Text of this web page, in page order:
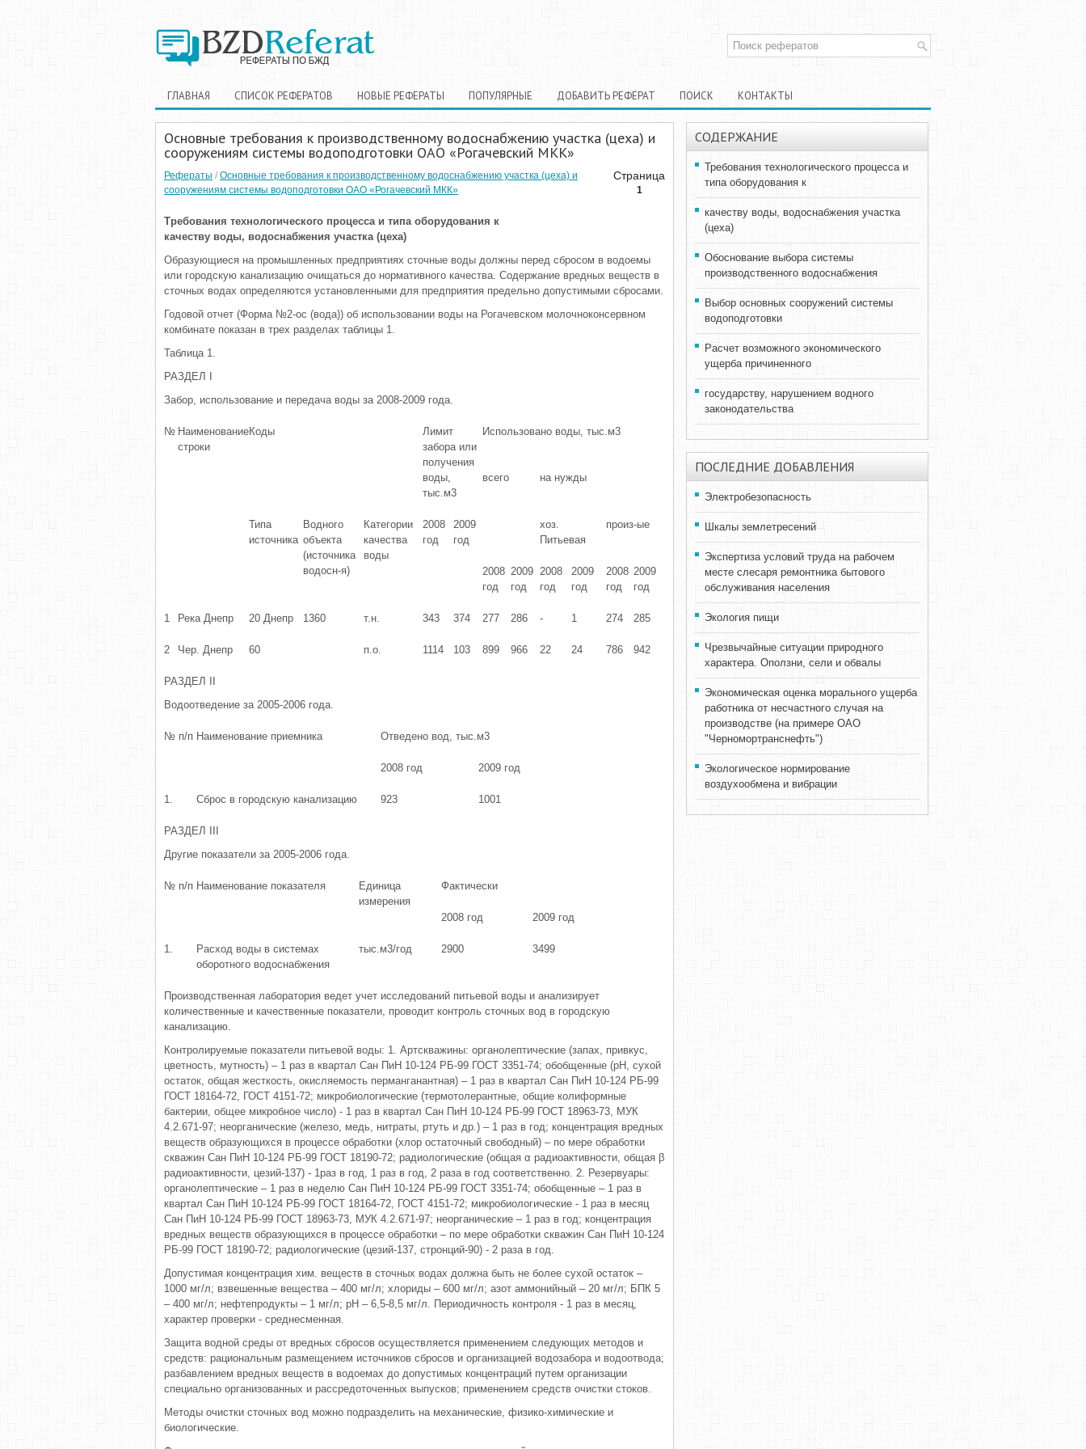
ГЛАВНАЯ СПИСОК РЕФЕРАТОВ НОВЫЕ РЕФЕРАТЫ ПОПУЛЯРНЫЕ ДОБАВИТЬ РЕФЕРАТ ПОИСК КОНТАКТЫ
Основные требования к производственному водоснабжению участка (цеха) и
сооружениям системы водоподготовки ОАО «Рогачевский МКК»
Страница
1
Рефераты / Основные требования к производственному водоснабжению участка (цеха) и
сооружениям системы водоподготовки ОАО «Рогачевский МКК»
Требования технологического процесса и типа оборудования к
качеству воды, водоснабжения участка (цеха)
Образующиеся на промышленных предприятиях сточные воды должны перед сбросом в водоемы
или городскую канализацию очищаться до нормативного качества. Содержание вредных веществ в
сточных водах определяются установленными для предприятия предельно допустимыми сбросами.
Годовой отчет (Форма №2-ос (вода)) об использовании воды на Рогачевском молочноконсервном
комбинате показан в трех разделах таблицы 1.
Таблица 1.
РАЗДЕЛ I
Забор, использование и передача воды за 2008-2009 года.
№ Наименование
строки
Коды
Лимит
забора или
получения
воды,
тыс.м3
Использовано воды, тыс.м3
всего на нужды
Типа
источника
Водного
объекта
(источника
водосн-я)
Категории
качества
воды
2008
год
2009
год
хоз.
Питьевая
произ-ые
2008
год
2009
год
2008
год
2009
год
2008
год
2009
год
1 Река Днепр 20 Днепр 1360 т.н. 343 374 277 286 - 1 274 285
2 Чер. Днепр 60 п.о. 1114 103 899 966 22 24 786 942
РАЗДЕЛ II
Водоотведение за 2005-2006 года.
№ п/п Наименование приемника Отведено вод, тыс.м3
2008 год 2009 год
1. Сброс в городскую канализацию 923 1001
РАЗДЕЛ III
Другие показатели за 2005-2006 года.
№ п/п Наименование показателя
Единица
измерения
Фактически
2008 год 2009 год
1.
Расход воды в системах
оборотного водоснабжения
тыс.м3/год 2900 3499
Производственная лаборатория ведет учет исследований питьевой воды и анализирует
количественные и качественные показатели, проводит контроль сточных вод в городскую
канализацию.
Контролируемые показатели питьевой воды: 1. Артскважины: органолептические (запах, привкус,
цветность, мутность) – 1 раз в квартал Сан ПиН 10-124 РБ-99 ГОСТ 3351-74; обобщенные (рН, сухой
остаток, общая жесткость, окисляемость перманганантная) – 1 раз в квартал Сан ПиН 10-124 РБ-99
ГОСТ 18164-72, ГОСТ 4151-72; микробиологические (термотолерантные, общие колиформные
бактерии, общее микробное число) - 1 раз в квартал Сан ПиН 10-124 РБ-99 ГОСТ 18963-73, МУК
4.2.671-97; неорганические (железо, медь, нитраты, ртуть и др.) – 1 раз в год; концентрация вредных
веществ образующихся в процессе обработки (хлор остаточный свободный) – по мере обработки
скважин Сан ПиН 10-124 РБ-99 ГОСТ 18190-72; радиологические (общая α радиоактивности, общая β
радиоактивности, цезий-137) - 1раз в год, 1 раз в год, 2 раза в год соответственно. 2. Резервуары:
органолептические – 1 раз в неделю Сан ПиН 10-124 РБ-99 ГОСТ 3351-74; обобщенные – 1 раз в
квартал Сан ПиН 10-124 РБ-99 ГОСТ 18164-72, ГОСТ 4151-72; микробиологические - 1 раз в месяц
Сан ПиН 10-124 РБ-99 ГОСТ 18963-73, МУК 4.2.671-97; неорганические – 1 раз в год; концентрация
вредных веществ образующихся в процессе обработки – по мере обработки скважин Сан ПиН 10-124
РБ-99 ГОСТ 18190-72; радиологические (цезий-137, стронций-90) - 2 раза в год.
Допустимая концентрация хим. веществ в сточных водах должна быть не более сухой остаток –
1000 мг/л; взвешенные вещества – 400 мг/л; хлориды – 600 мг/л; азот аммонийный – 20 мг/л; БПК 5
– 400 мг/л; нефтепродукты – 1 мг/л; рН – 6,5-8,5 мг/л. Периодичность контроля - 1 раз в месяц,
характер проверки - среднесменная.
Защита водной среды от вредных сбросов осуществляется применением следующих методов и
средств: рациональным размещением источников сбросов и организацией водозабора и водоотвода;
разбавлением вредных веществ в водоемах до допустимых концентраций путем организации
специально организованных и рассредоточенных выпусков; применением средств очистки стоков.
Методы очистки сточных вод можно подразделить на механические, физико-химические и
биологические.
СОДЕРЖАНИЕ
Требования технологического процесса и
типа оборудования к
качеству воды, водоснабжения участка
(цеха)
Обоснование выбора системы
производственного водоснабжения
Выбор основных сооружений системы
водоподготовки
Расчет возможного экономического
ущерба причиненного
государству, нарушением водного
законодательства
ПОСЛЕДНИЕ ДОБАВЛЕНИЯ
Электробезопасность
Шкалы землетресений
Экспертиза условий труда на рабочем
месте слесаря ремонтника бытового
обслуживания населения
Экология пищи
Чрезвычайные ситуации природного
характера. Оползни, сели и обвалы
Экономическая оценка морального ущерба
работника от несчастного случая на
производстве (на примере ОАО
"Черномортранснефть")
Экологическое нормирование
воздухообмена и вибрации